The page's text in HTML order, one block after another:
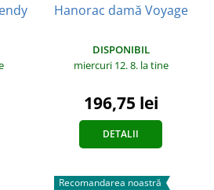
Hanorac damă Voyage
DISPONIBIL
miercuri 12. 8. la tine
196,75 lei
DETALII
Recomandarea noastră